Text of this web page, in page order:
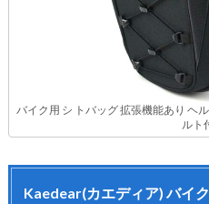
バイク用 シ トバッグ 拡張機能あり ヘ
ルト
Kaedear(カエディア) バイ